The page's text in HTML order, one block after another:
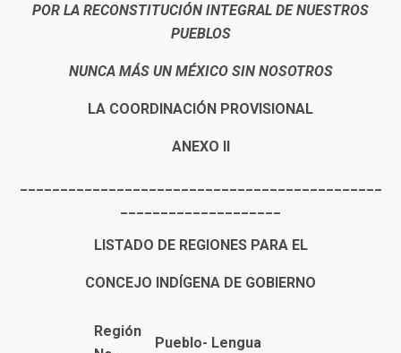
POR LA RECONSTITUCIÓN INTEGRAL DE NUESTROS
PUEBLOS
NUNCA MÁS UN MÉXICO SIN NOSOTROS
LA COORDINACIÓN PROVISIONAL
ANEXO II
LISTADO DE REGIONES PARA EL
CONCEJO INDÍGENA DE GOBIERNO
Región
Pueblo- Lengua